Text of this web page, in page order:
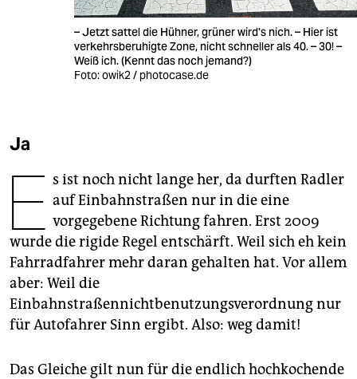
fragen & hilfe
unterstützen
epaper login
– Jetzt sattel die Hühner, grüner wird's nich. – Hier ist
verkehrsberuhigte Zone, nicht schneller als 40. – 30! –
Weiß ich. (Kennt das noch jemand?)
Foto: owik2 / photocase.de
Ja
E s ist noch nicht lange her, da durften Radler
auf Einbahnstraßen nur in die eine
vorgegebene Richtung fahren. Erst 2009
wurde die rigide Regel entschärft. Weil sich eh kein
Fahrradfahrer mehr daran gehalten hat. Vor allem
aber: Weil die
Einbahnstraßennichtbenutzungsverordnung nur
für Autofahrer Sinn ergibt. Also: weg damit!
Das Gleiche gilt nun für die endlich hochkochende